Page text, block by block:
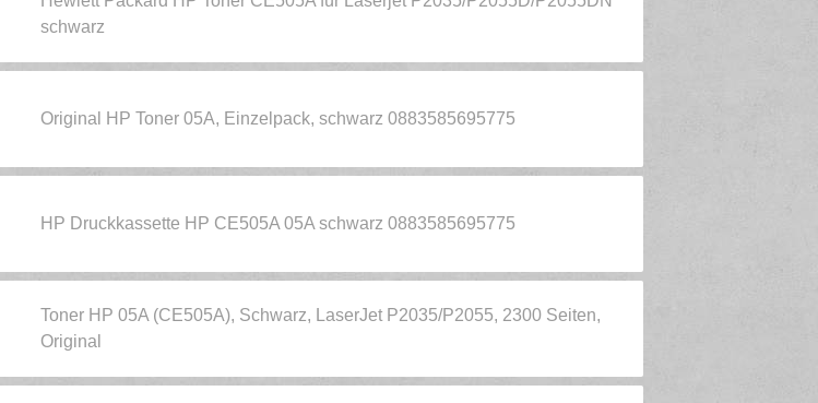
schwarz
Original HP Toner 05A, Einzelpack, schwarz 0883585695775
HP Druckkassette HP CE505A 05A schwarz 0883585695775
Toner HP 05A (CE505A), Schwarz, LaserJet P2035/P2055, 2300 Seiten,
Original